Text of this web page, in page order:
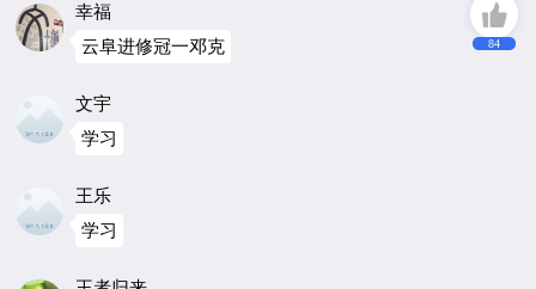
幸福
云阜进修冠一邓克
文宇
学习
王乐
学习
84